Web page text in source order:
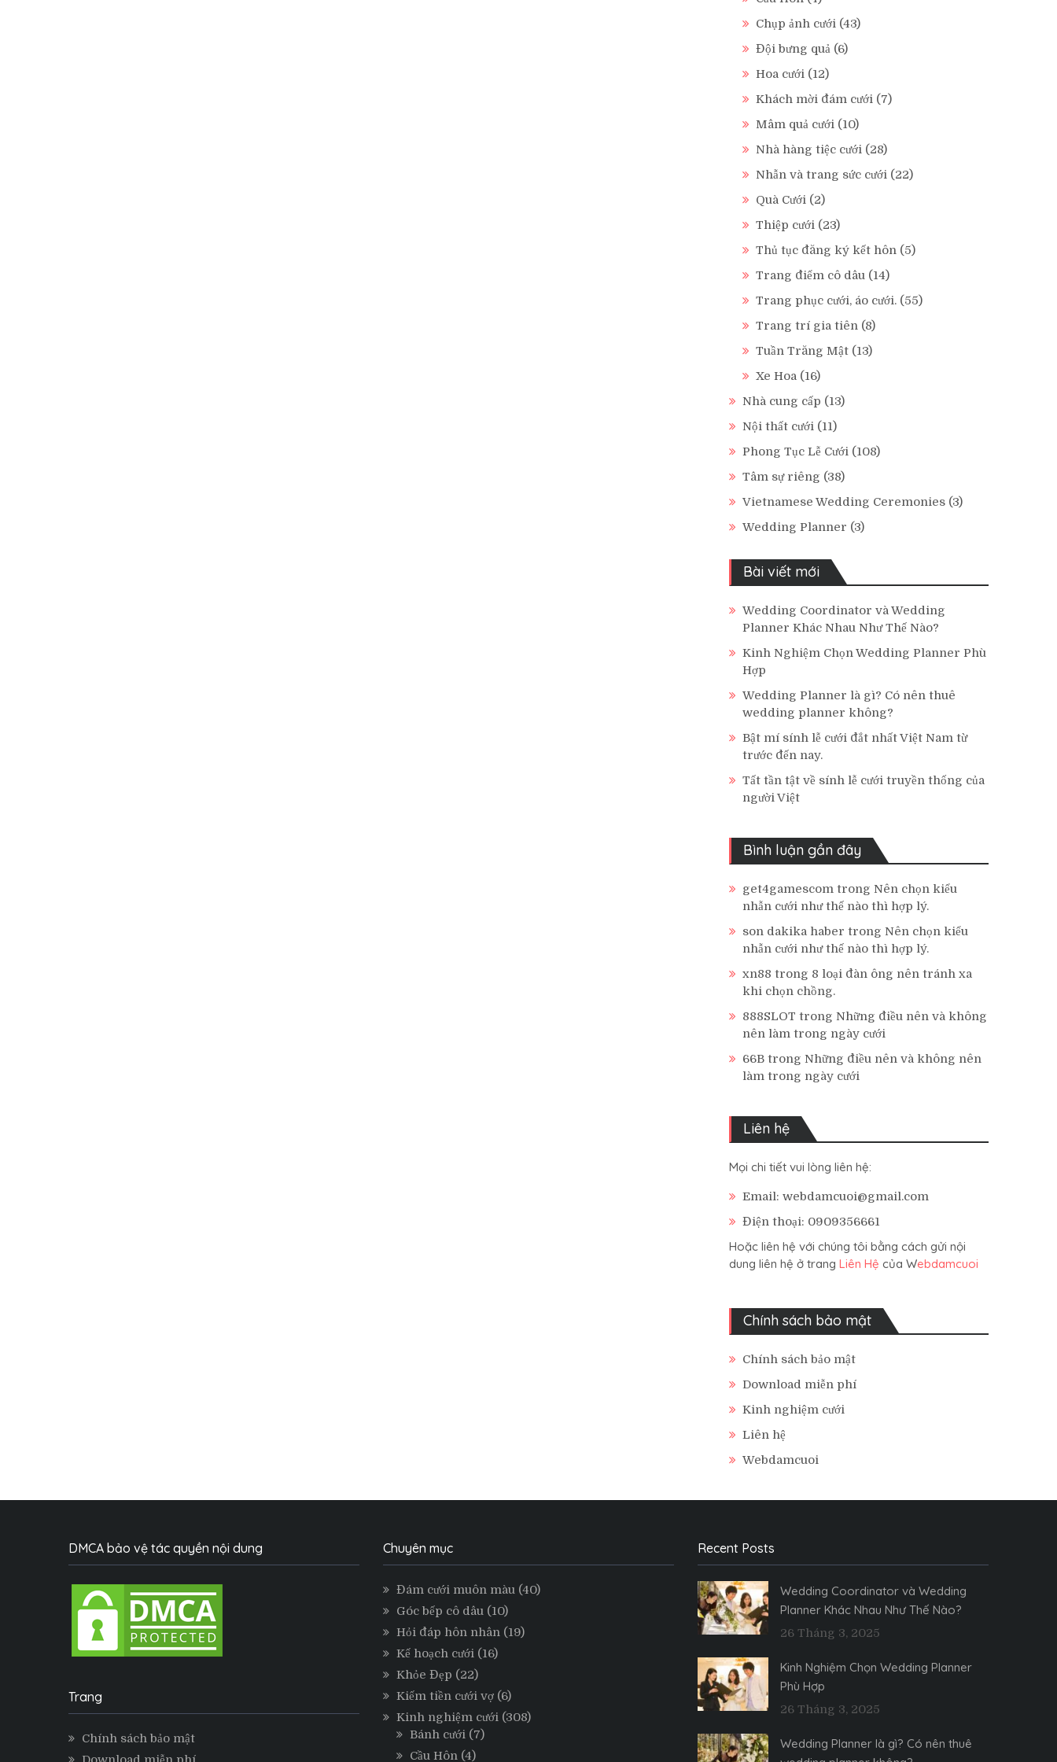
Chụp ảnh cưới (43)
Đội bưng quả (6)
Hoa cưới (12)
Khách mời đám cưới (7)
Mâm quả cưới (10)
Nhà hàng tiệc cưới (28)
Nhẫn và trang sức cưới (22)
Quà Cưới (2)
Thiệp cưới (23)
Thủ tục đăng ký kết hôn (5)
Trang điểm cô dâu (14)
Trang phục cưới, áo cưới. (55)
Trang trí gia tiên (8)
Tuần Trăng Mật (13)
Xe Hoa (16)
Nhà cung cấp (13)
Nội thất cưới (11)
Phong Tục Lễ Cưới (108)
Tâm sự riêng (38)
Vietnamese Wedding Ceremonies (3)
Wedding Planner (3)
Bài viết mới
Wedding Coordinator và Wedding
Planner Khác Nhau Như Thế Nào?
Kinh Nghiệm Chọn Wedding Planner Phù
Hợp
Wedding Planner là gì? Có nên thuê
wedding planner không?
Bật mí sính lễ cưới đắt nhất Việt Nam từ
trước đến nay.
Tất tần tật về sính lễ cưới truyền thống của
người Việt
Bình luận gần đây
get4gamescom trong Nên chọn kiểu
nhẫn cưới như thế nào thì hợp lý.
son dakika haber trong Nên chọn kiểu
nhẫn cưới như thế nào thì hợp lý.
xn88 trong 8 loại đàn ông nên tránh xa
khi chọn chồng.
888SLOT trong Những điều nên và không
nên làm trong ngày cưới
66B trong Những điều nên và không nên
làm trong ngày cưới
Liên hệ
Mọi chi tiết vui lòng liên hệ:
Email: webdamcuoi@gmail.com
Điện thoại: 0909356661
Hoặc liên hệ với chúng tôi bằng cách gửi nội
dung liên hệ ở trang Liên Hệ của Webdamcuoi
Chính sách bảo mật
Chính sách bảo mật
Download miễn phí
Kinh nghiệm cưới
Liên hệ
Webdamcuoi
DMCA bảo vệ tác quyền nội dung
Trang
Chính sách bảo mật
Chuyên mục
Đám cưới muôn màu(40)
Góc bếp cô dâu(10)
Hỏi đáp hôn nhân(19)
Kế hoạch cưới(16)
Khỏe Đẹp (22)
Kiếm tiền cưới vợ(6)
Kinh nghiệm cưới(308)
Bánh cưới(7)
Cầu Hôn(4)
Recent Posts
Wedding Coordinator và Wedding
Planner Khác Nhau Như Thế Nào?
26 Tháng 3, 2025
Kinh Nghiệm Chọn Wedding Planner
Phù Hợp
26 Tháng 3, 2025
Wedding Planner là gì? Có nên thuê